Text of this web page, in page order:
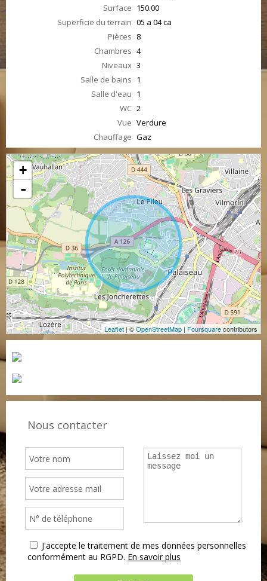
Surface 150.00
Superficie du terrain 05 a 04 ca
Pièces 8
Chambres 4
Niveaux 3
Salle de bains 1
Salle d'eau 1
WC 2
Vue Verdure
Chauffage Gaz
+
-
Leaflet| ©OpenStreetMap | Foursquarecontributors
Nous contacter
J'accepte le traitement de mes données personnelles
conformément au RGPD. En savoir plus